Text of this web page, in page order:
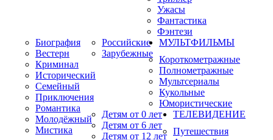
Ужасы
Фантастика
Фэнтези
Биография
Вестерн
Криминал
Исторический
Семейный
Приключения
Романтика
Молодёжный
Мистика
Российские
Зарубежные
МУЛЬТФИЛЬМЫ
Короткометражные
Полнометражные
Мультсериалы
Кукольные
Юмористические
Детям от 0 лет
Детям от 6 лет
Детям от 12 лет
ТЕЛЕВИДЕНИЕ
Путешествия